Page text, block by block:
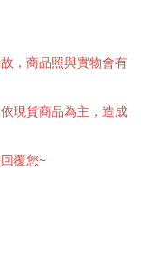
，商品照與實物會有
現貨商品為主，造成
覆您~